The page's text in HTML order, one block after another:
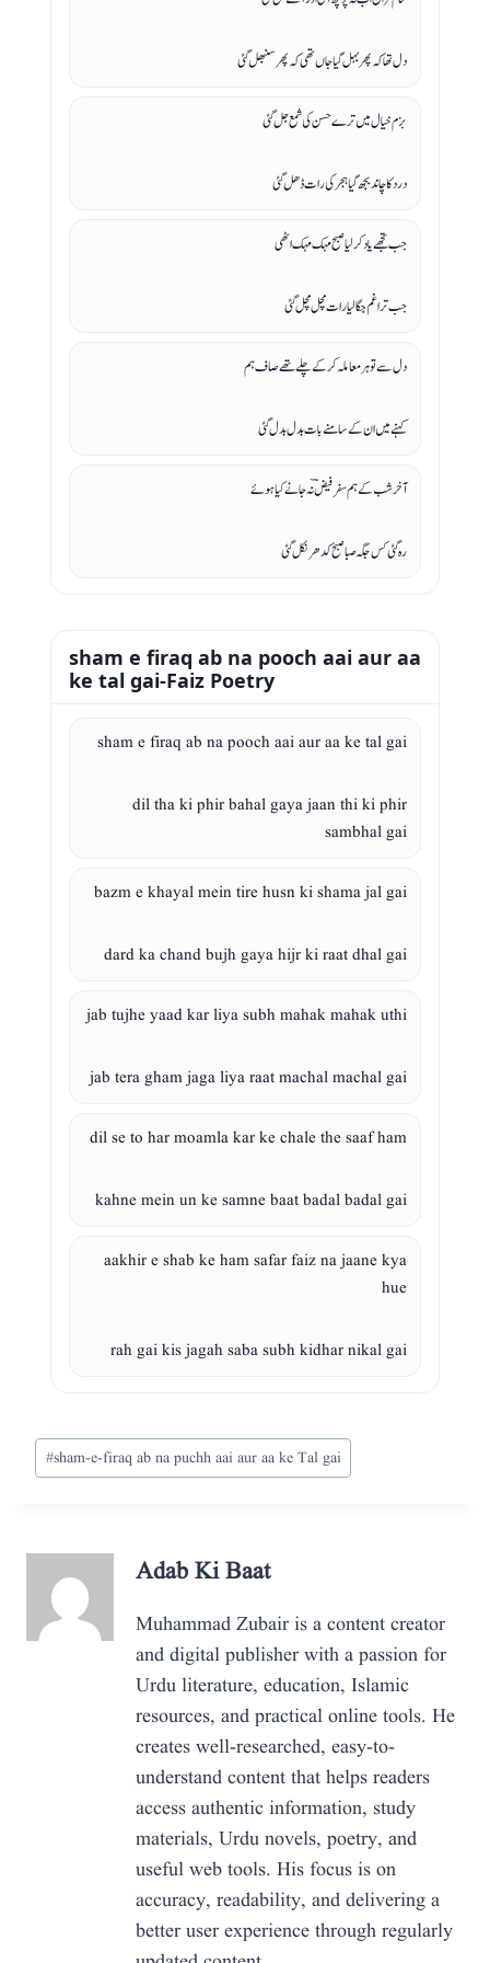
دل تھا کہ پھر بہل گیا جاں تھی کہ پھر سنبھل گئی
بزم خیال میں ترے حسن کی شمع جل گئی
درد کا چاند بجھ گیا ہجر کی رات ڈھل گئی
جب تجھے یاد کر لیا صبح مہک مہک اٹھی
جب ترا غم جگا لیا رات مچل مچل گئی
دل سے تو ہر معاملہ کر کے چلے تھے صاف ہم
کہنے میں ان کے سامنے بات بدل بدل گئی
آخر شب کے ہم سفر فیضؔ نہ جانے کیا ہوئے
رہ گئی کس جگہ صبا صبح کدھر نکل گئی
sham e firaq ab na pooch aai aur aa
ke tal gai-Faiz Poetry
sham e firaq ab na pooch aai aur aa ke tal gai
dil tha ki phir bahal gaya jaan thi ki phir
sambhal gai
bazm e khayal mein tire husn ki shama jal gai
dard ka chand bujh gaya hijr ki raat dhal gai
jab tujhe yaad kar liya subh mahak mahak uthi
jab tera gham jaga liya raat machal machal gai
dil se to har moamla kar ke chale the saaf ham
kahne mein un ke samne baat badal badal gai
aakhir e shab ke ham safar faiz na jaane kya
hue
rah gai kis jagah saba subh kidhar nikal gai
Post
Tags:
#sham-e-firaq ab na puchh aai aur aa ke Tal gai
Adab Ki Baat
Muhammad Zubair is a content creator
and digital publisher with a passion for
Urdu literature, education, Islamic
resources, and practical online tools. He
creates well-researched, easy-to-
understand content that helps readers
access authentic information, study
materials, Urdu novels, poetry, and
useful web tools. His focus is on
accuracy, readability, and delivering a
better user experience through regularly